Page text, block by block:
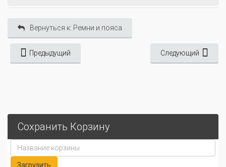
Вернуться к: Ремни и пояса
Предыдущий Следующий
Сохранить Корзину